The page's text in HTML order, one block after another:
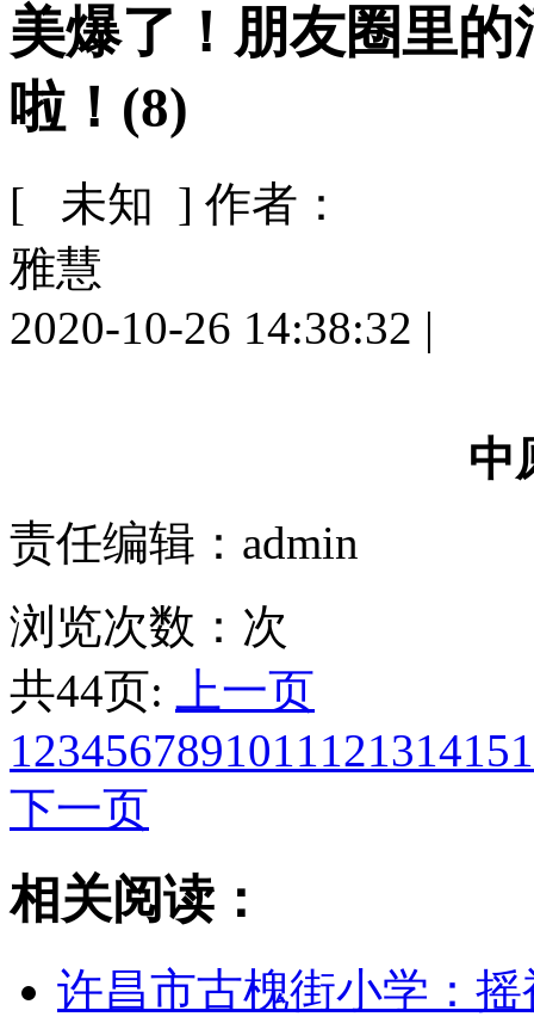
美爆了！朋友圈里
啦！(8)
[ 未知 ] 作者：
雅慧
2020-10-26 14:38:32 |
中
责任编辑：admin
浏览次数： 次
共44页:
上一页
123456789101112131415
下一页
相关阅读：
许昌市古槐街小学：